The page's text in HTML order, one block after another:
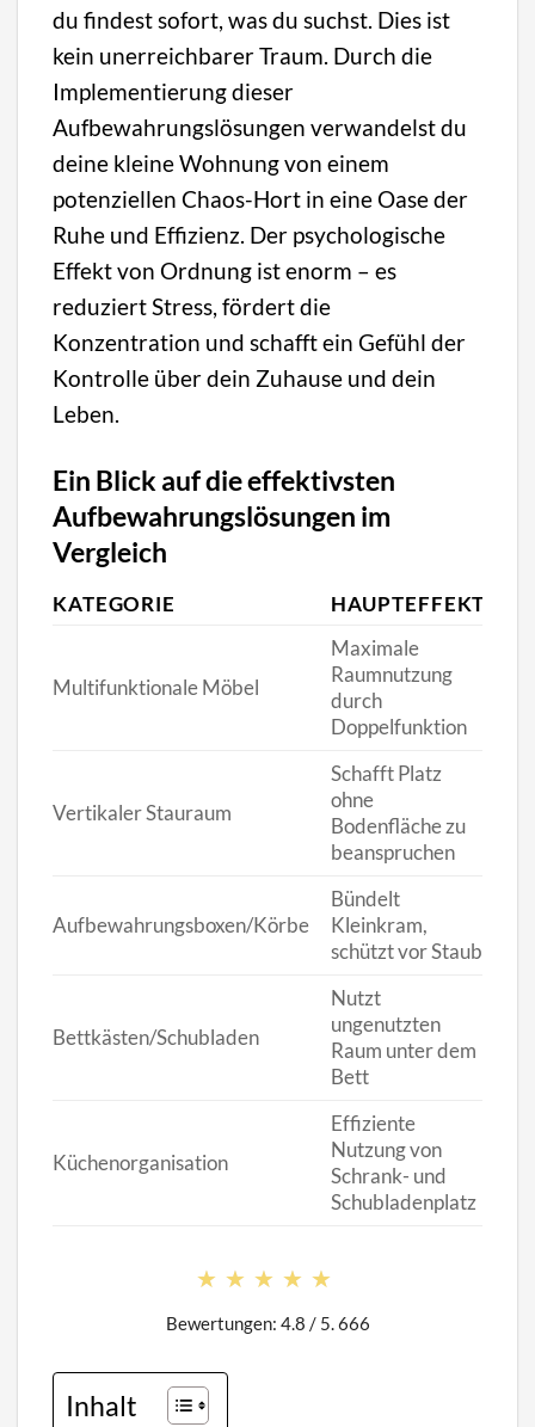
du findest sofort, was du suchst. Dies ist
kein unerreichbarer Traum. Durch die
Implementierung dieser
Aufbewahrungslösungen verwandelst du
deine kleine Wohnung von einem
potenziellen Chaos-Hort in eine Oase der
Ruhe und Effizienz. Der psychologische
Effekt von Ordnung ist enorm – es
reduziert Stress, fördert die
Konzentration und schafft ein Gefühl der
Kontrolle über dein Zuhause und dein
Leben.
Ein Blick auf die effektivsten
Aufbewahrungslösungen im
Vergleich
KATEGORIE HAUPTEFFEKT
Multifunktionale Möbel
Maximale
Raumnutzung
durch
Doppelfunktion
Vertikaler Stauraum
Schafft Platz
ohne
Bodenfläche zu
beanspruchen
Aufbewahrungsboxen/Körbe
Bündelt
Kleinkram,
schützt vor Staub
Bettkästen/Schubladen
Nutzt
ungenutzten
Raum unter dem
Bett
Küchenorganisation
Effiziente
Nutzung von
Schrank- und
Schubladenplatz
★★★★★
★★★★★
Bewertungen: 4.8 / 5. 666
Inhalt